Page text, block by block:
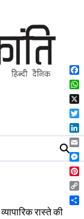
रास्ते की
X